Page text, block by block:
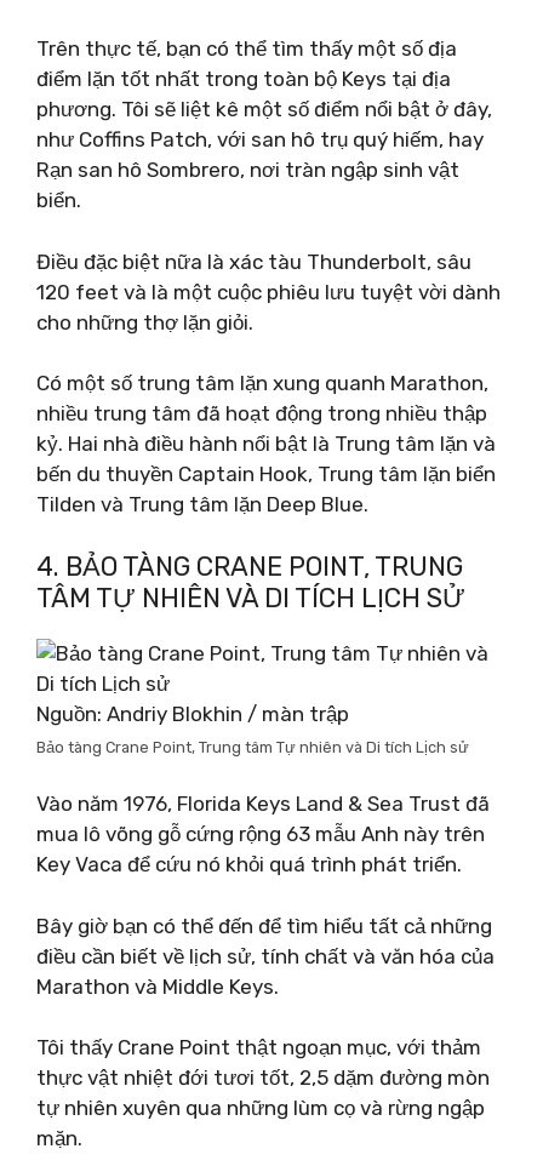
Trên thực tế, bạn có thể tìm thấy một số địa
điểm lặn tốt nhất trong toàn bộ Keys tại địa
phương. Tôi sẽ liệt kê một số điểm nổi bật ở đây,
như Coffins Patch, với san hô trụ quý hiếm, hay
Rạn san hô Sombrero, nơi tràn ngập sinh vật
biển.
Điều đặc biệt nữa là xác tàu Thunderbolt, sâu
120 feet và là một cuộc phiêu lưu tuyệt vời dành
cho những thợ lặn giỏi.
Có một số trung tâm lặn xung quanh Marathon,
nhiều trung tâm đã hoạt động trong nhiều thập
kỷ. Hai nhà điều hành nổi bật là Trung tâm lặn và
bến du thuyền Captain Hook, Trung tâm lặn biển
Tilden và Trung tâm lặn Deep Blue.
4. BẢO TÀNG CRANE POINT, TRUNG
TÂM TỰ NHIÊN VÀ DI TÍCH LỊCH SỬ
Nguồn: Andriy Blokhin / màn trập
Bảo tàng Crane Point, Trung tâm Tự nhiên và Di tích Lịch sử
Vào năm 1976, Florida Keys Land & Sea Trust đã
mua lô võng gỗ cứng rộng 63 mẫu Anh này trên
Key Vaca để cứu nó khỏi quá trình phát triển.
Bây giờ bạn có thể đến để tìm hiểu tất cả những
điều cần biết về lịch sử, tính chất và văn hóa của
Marathon và Middle Keys.
Tôi thấy Crane Point thật ngoạn mục, với thảm
thực vật nhiệt đới tươi tốt, 2,5 dặm đường mòn
tự nhiên xuyên qua những lùm cọ và rừng ngập
mặn.